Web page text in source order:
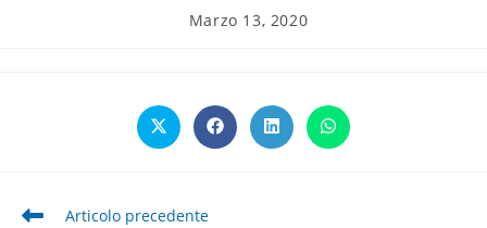
Articolo
Marzo 13, 2020
Opens
in
Opens
in
Opens
in
Opens
in
Leggi
Articolo precedente